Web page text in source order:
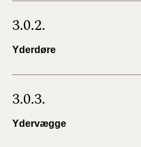
3.0.2.
Yderdøre
3.0.3.
Ydervægge